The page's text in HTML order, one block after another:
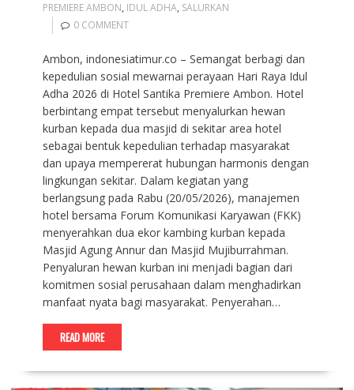
PREMIERE AMBON, IDUL ADHA, SALURKAN
0 COMMENT
Ambon, indonesiatimur.co – Semangat berbagi dan
kepedulian sosial mewarnai perayaan Hari Raya Idul
Adha 2026 di Hotel Santika Premiere Ambon. Hotel
berbintang empat tersebut menyalurkan hewan
kurban kepada dua masjid di sekitar area hotel
sebagai bentuk kepedulian terhadap masyarakat
dan upaya mempererat hubungan harmonis dengan
lingkungan sekitar. Dalam kegiatan yang
berlangsung pada Rabu (20/05/2026), manajemen
hotel bersama Forum Komunikasi Karyawan (FKK)
menyerahkan dua ekor kambing kurban kepada
Masjid Agung Annur dan Masjid Mujiburrahman.
Penyaluran hewan kurban ini menjadi bagian dari
komitmen sosial perusahaan dalam menghadirkan
manfaat nyata bagi masyarakat. Penyerahan…
READ MORE